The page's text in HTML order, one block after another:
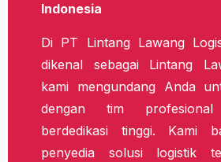
Indonesia
Di PT Lintang Lawang
dikenal sebagai Lintang
kami mengundang Anda
dengan tim
berdedikasi tinggi. Kami
penyedia solusi logistik